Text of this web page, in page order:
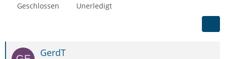
Geschlossen
Unerledigt
GerdT